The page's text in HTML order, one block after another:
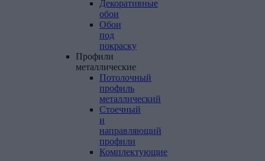
Декоративные
обои
Обои
под
покраску
Профили
металлические
Потолочный
профиль
металлический
Стоечный
и
направляющий
профили
Комплектующие